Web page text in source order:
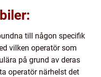
till någon specifik
vilken operatör som
på grund av deras
operatör närhelst det